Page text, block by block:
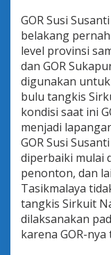
GOR Susi
belakang
level provinsi
dan GOR
digunakan
bulu tangkis
kondisi saat ini
menjadi
GOR Susi
diperbaiki mulai
penonton, dan
Tasikmalaya
tangkis Sirkuit
dilaksanakan
karena GOR-